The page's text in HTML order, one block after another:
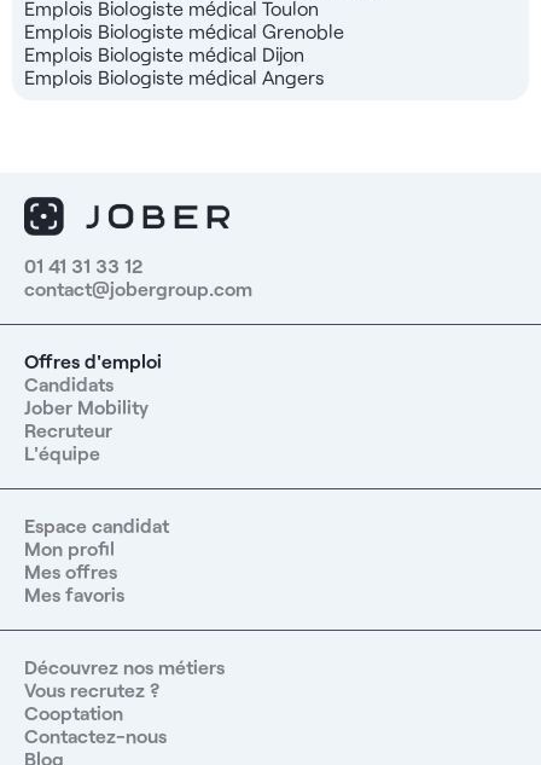
Emplois Biologiste médical Toulon
Emplois Biologiste médical Grenoble
Emplois Biologiste médical Dijon
Emplois Biologiste médical Angers
01 41 31 33 12
contact@jobergroup.com
Offres d'emploi
Candidats
Jober Mobility
Recruteur
L'équipe
Espace candidat
Mon profil
Mes offres
Mes favoris
Découvrez nos métiers
Vous recrutez ?
Cooptation
Contactez-nous
Blog